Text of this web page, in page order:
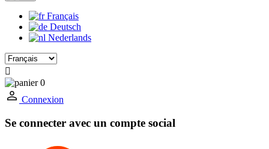
Français
Deutsch
Nederlands

0
Connexion
Se connecter avec un compte social